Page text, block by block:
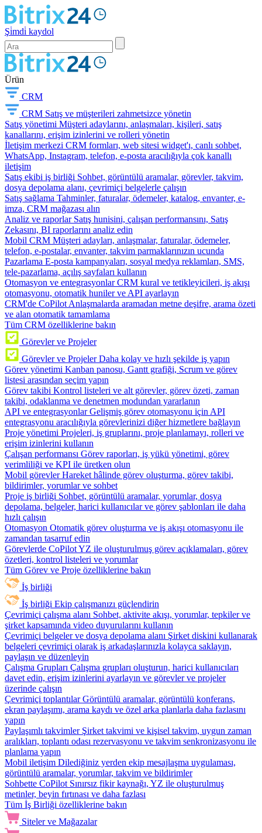
Şi̇mdi̇ kaydol
Ürün
CRM
CRM Satış ve müşterileri zahmetsizce yönetin
Satış yönetimi Müşteri adaylarını, anlaşmaları, kişileri, satış
kanallarını, erişim izinlerini ve rolleri yönetin
İletişim merkezi CRM formları, web sitesi widget'ı, canlı sohbet,
WhatsApp, Instagram, telefon, e-posta aracılığıyla çok kanallı
iletişim
Satış ekibi iş birliği Sohbet, görüntülü aramalar, görevler, takvim,
dosya depolama alanı, çevrimiçi belgelerle çalışın
Satış sağlama Tahminler, faturalar, ödemeler, katalog, envanter, e-
imza, CRM mağazası alın
Analiz ve raporlar Satış hunisini, çalışan performansını, Satış
Zekasını, BI raporlarını analiz edin
Mobil CRM Müşteri adayları, anlaşmalar, faturalar, ödemeler,
telefon, e-postalar, envanter, takvim parmaklarınızın ucunda
Pazarlama E-posta kampanyaları, sosyal medya reklamları, SMS,
tele-pazarlama, açılış sayfaları kullanın
Otomasyon ve entegrasyonlar CRM kural ve tetikleyicileri, iş akışı
otomasyonu, otomatik huniler ve API ayarlayın
CRM'de CoPilot Anlaşmalarda aramadan metne deşifre, arama özeti
ve alan otomatik tamamlama
Tüm CRM özelliklerine bakın
Görevler ve Projeler
Görevler ve Projeler Daha kolay ve hızlı şekilde iş yapın
Görev yönetimi Kanban panosu, Gantt grafiği, Scrum ve görev
listesi arasından seçim yapın
Görev takibi Kontrol listeleri ve alt görevler, görev özeti, zaman
takibi, odaklanma ve denetmen modundan yararlanın
API ve entegrasyonlar Gelişmiş görev otomasyonu için API
entegrasyonu aracılığıyla görevlerinizi diğer hizmetlere bağlayın
Proje yönetimi Projeleri, iş gruplarını, proje planlamayı, rolleri ve
erişim izinlerini kullanın
Çalışan performansı Görev raporları, iş yükü yönetimi, görev
verimliliği ve KPI ile üretken olun
Mobil görevler Hareket hâlinde görev oluşturma, görev takibi,
bildirimler, yorumlar ve sohbet
Proje iş birliği Sohbet, görüntülü aramalar, yorumlar, dosya
depolama, belgeler, harici kullanıcılar ve görev şablonları ile daha
hızlı çalışın
Otomasyon Otomatik görev oluşturma ve iş akışı otomasyonu ile
zamandan tasarruf edin
Görevlerde CoPilotYZ ile oluşturulmuş görev açıklamaları, görev
özetleri, kontrol listeleri ve yorumlar
Tüm Görev ve Proje özelliklerine bakın
İş birliği
İş birliği Ekip çalışmanızı güçlendirin
Çevrimiçi çalışma alanı Sohbet, aktivite akışı, yorumlar, tepkiler ve
şirket kapsamında video duyurularını kullanın
Çevrimiçi belgeler ve dosya depolama alanı Şirket diskini kullanarak
belgeleri çevrimiçi olarak iş arkadaşlarınızla kolayca saklayın,
paylaşın ve düzenleyin
Çalışma Grupları Çalışma grupları oluşturun, harici kullanıcıları
davet edin, erişim izinlerini ayarlayın ve görevler ve projeler
üzerinde çalışın
Çevrimiçi toplantılar Görüntülü aramalar, görüntülü konferans,
ekran paylaşımı, arama kaydı ve özel arka planlarla daha fazlasını
yapın
Paylaşımlı takvimler Şirket takvimi ve kişisel takvim, uygun zaman
aralıkları, toplantı odası rezervasyonu ve takvim senkronizasyonu ile
planlama yapın
Mobil iletişim Dilediğiniz yerden ekip mesajlaşma uygulaması,
görüntülü aramalar, yorumlar, takvim ve bildirimler
Sohbette CoPilot Sınırsız fikir kaynağı, YZ ile oluşturulmuş
metinler, beyin fırtınası ve daha fazlası
Tüm İş Birliği özelliklerine bakın
Siteler ve Mağazalar